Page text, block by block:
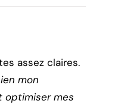
assez claires.
mon
optimiser mes